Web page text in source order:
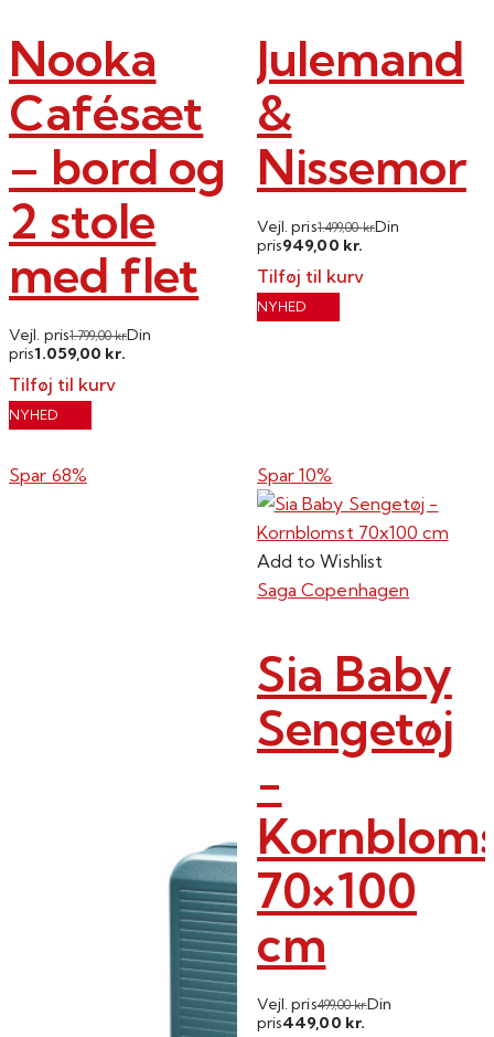
Nooka
Cafésæt
– bord og
2 stole
med flet
Vejl. pris1.799,00kr.Din
pris1.059,00 kr.
Tilføj til kurv
NYHED
Julemand
&
Nissemor
Vejl. pris1.499,00kr.Din
pris949,00 kr.
Tilføj til kurv
NYHED
Spar 68% Spar 10%
Add to Wishlist
Saga Copenhagen
Sia Baby
Sengetøj
-
70×100
cm
Vejl. pris499,00kr.Din
pris449,00 kr.